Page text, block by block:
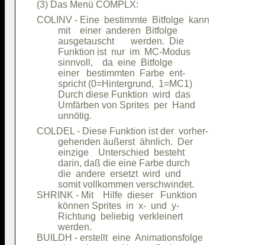
COLINV - Eine  bestimmte  Bitfolge  kann
         mit    einer  anderen  Bitfolge
         ausgetauscht       werden.  Die
         Funktion ist  nur  im  MC-Modus
         sinnvoll,    da  eine  Bitfolge
         einer   bestimmten  Farbe  ent-
         spricht (0=Hintergrund,  1=MC1)
         Durch diese Funktion  wird  das
         Umfärben von Sprites  per  Hand
COLDEL - Diese Funktion ist der  vorher-
         gehenden äußerst  ähnlich.  Der
         einzige    Unterschied  besteht
         darin, daß die eine Farbe durch
         die  andere  ersetzt  wird  und
         somit vollkommen verschwindet.
SHRINK - Mit    Hilfe  dieser   Funktion
         können Sprites  in  x-  und  y-
         Richtung  beliebig  verkleinert
         werden.
BUILDH - erstellt  eine  Animationsfolge